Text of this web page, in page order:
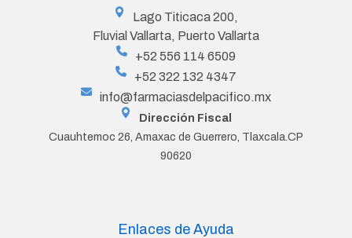
Lago Titicaca 200,
Fluvial Vallarta, Puerto Vallarta
+52 556 114 6509
+52 322 132 4347
info@farmaciasdelpacifico.mx
Dirección Fiscal
Cuauhtemoc 26, Amaxac de Guerrero, Tlaxcala.CP
90620
Enlaces de Ayuda